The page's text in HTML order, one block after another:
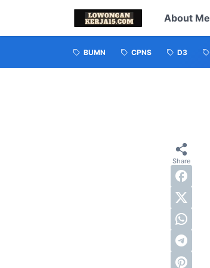
About Me
BUMN CPNS D3